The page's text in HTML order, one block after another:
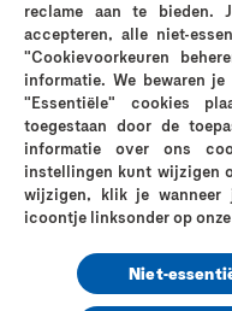
Neem contact op met
De geschiedenis van
De Durex-kwaliteit
Legale Informatie
reclame aan te bieden.
accepteren, alle niet-
"Cookievoorkeuren
informatie. We bewaren
"Essentiële" cookies
toegestaan door de
informatie over ons
instellingen kunt wijzigen
wijzigen, klik je
icoontje linksonder op
Niet-